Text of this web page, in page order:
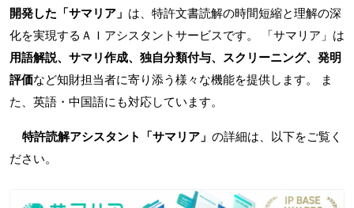
開発した「サマリア」 は、特許文書読解の時間短縮と理解の深
化を実現するＡＩアシスタントサービスです。 「サマリア」は
用語解説、サマリ作成、独自分類付与、スクリーニング、発明
評価など知財担当者に寄り添う様々な機能を提供します。 ま
た、英語・中国語にも対応しています。
特許読解アシスタント「サマリア」 の詳細は、以下をご覧く
ださい。